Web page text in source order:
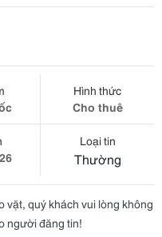
Hình thức
Cho thuê
Loại tin
Thường
vặt, quý khách vui lòng không
người đăng tin!